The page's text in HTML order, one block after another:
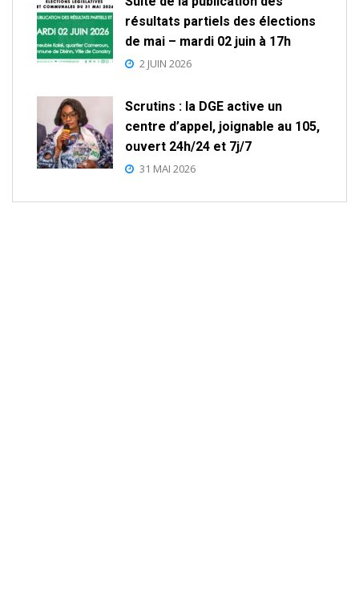
résultats partiels des élections
de mai – mardi 02 juin à 17h
2 JUIN 2026
Scrutins : la DGE active un
centre d’appel, joignable au 105,
ouvert 24h/24 et 7j/7
31 MAI 2026